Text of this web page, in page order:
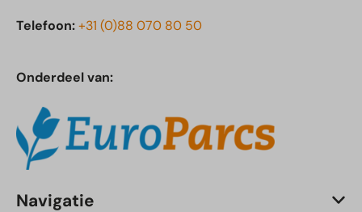
Telefoon:+31 (0)88 070 80 50
Onderdeel van:
Navigatie